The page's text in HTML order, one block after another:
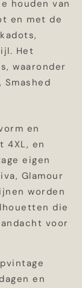
houden van
en met de
Het
waaronder
, Smashed
en
4XL, en
eigen
Glamour
worden
die
voor
en